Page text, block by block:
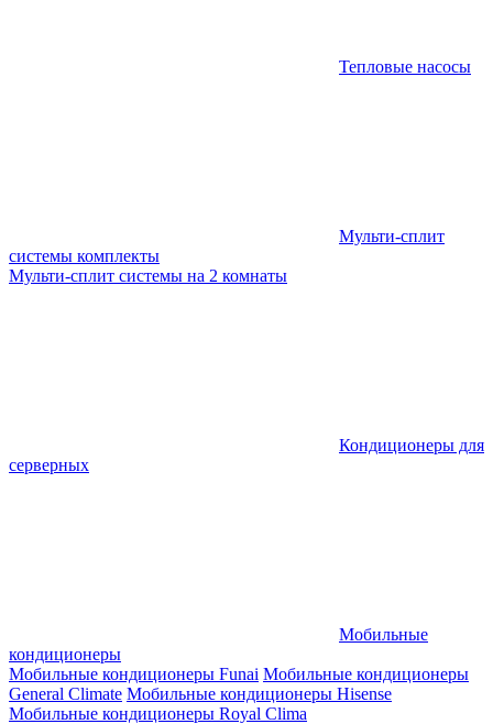
Тепловые насосы
Мульти-сплит
системы комплекты
Мульти-сплит системы на 2 комнаты
Кондиционеры для
серверных
Мобильные
кондиционеры
Мобильные кондиционеры Funai Мобильные кондиционеры
General Climate Мобильные кондиционеры Hisense
Мобильные кондиционеры Royal Clima